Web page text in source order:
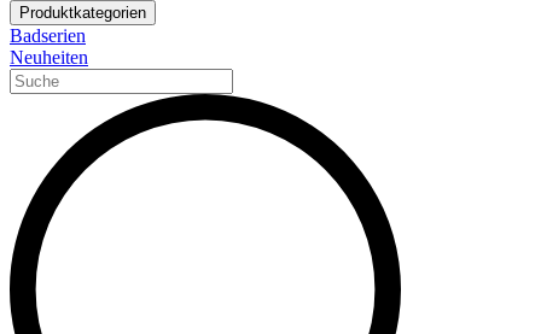
Produktkategorien
Badserien
Neuheiten